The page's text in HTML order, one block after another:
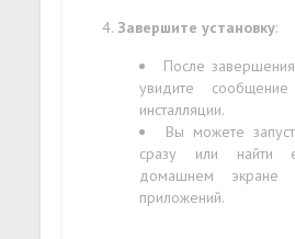
Завершите установку:
После
увидите
инсталляции.
Вы можете
сразу или найти
домашнем экране
приложений.